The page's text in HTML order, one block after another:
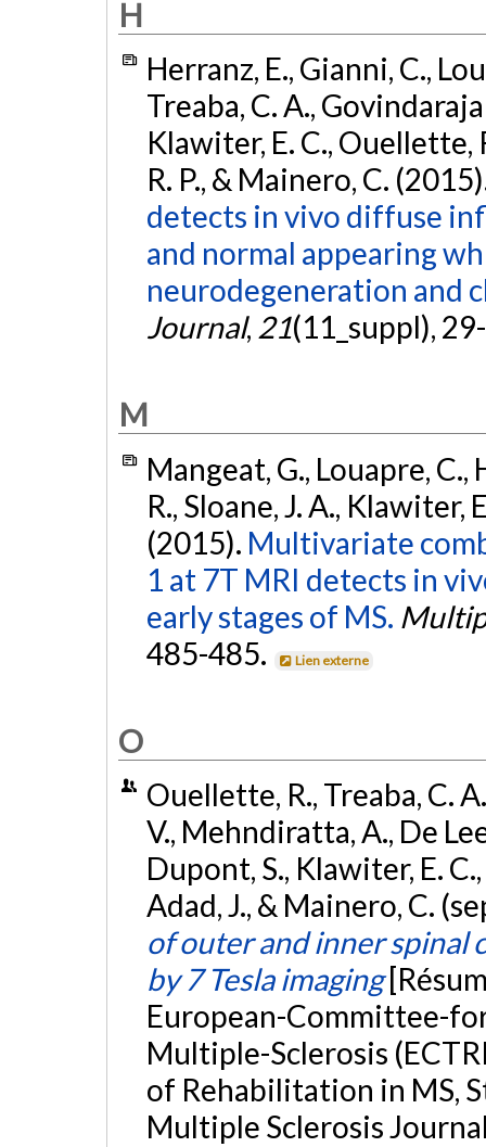
H
Herranz, E., Gianni, C.,
Treaba, C. A.,
Klawiter, E. C., Ouellette,
R. P., & Mainero, C.
detects in vivo diffuse
and normal appearing
neurodegeneration and
Journal, 21(11_suppl),
M
Mangeat, G., Louapre, C.,
R., Sloane, J. A., Klawiter,
(2015). Multivariate
1 at 7T MRI detects in
early stages of MS.
485-485.
Lien externe
O
Ouellette, R., Treaba, C.
V., Mehndiratta, A., De
Dupont, S., Klawiter, E.
Adad, J., & Mainero, C.
of outer and inner spinal
by 7 Tesla imaging
European-Committee-
Multiple-Sclerosis
of Rehabilitation in MS,
Multiple Sclerosis